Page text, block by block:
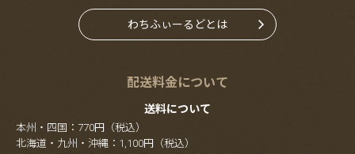
わちふぃーるどとは
配送料金について
送料について
本州・四国：770円（税込）
北海道・九州・沖縄：1,100円（税込）